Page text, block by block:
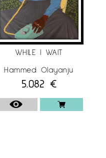
WHILE I WAIT
Hammed Olayanju
5.082 €